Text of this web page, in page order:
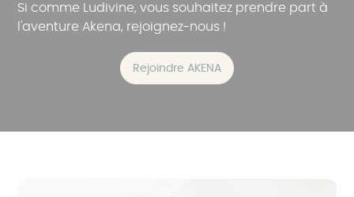
Si comme Ludivine, vous souhaitez prendre part à
l'aventure Akena, rejoignez-nous !
Rejoindre AKENA